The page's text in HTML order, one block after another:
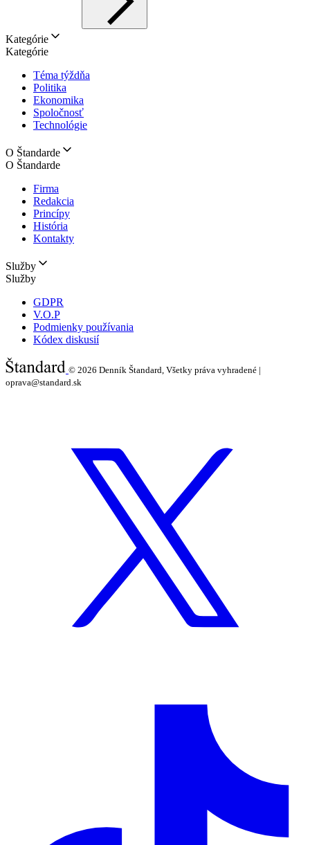
Kategórie
Kategórie
Téma týždňa
Politika
Ekonomika
Spoločnosť
Technológie
O Štandarde
O Štandarde
Firma
Redakcia
Princípy
História
Kontakty
Služby
Služby
GDPR
V.O.P
Podmienky používania
Kódex diskusií
© 2026 Denník Štandard, Všetky práva vyhradené |
oprava@standard.sk